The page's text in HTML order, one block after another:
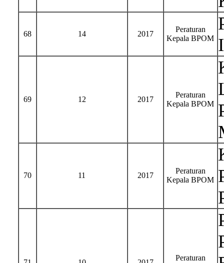
68 14 2017
Peraturan
Kepala BPOM
69 12 2017
Peraturan
Kepala BPOM
70 11 2017
Peraturan
Kepala BPOM
Peraturan